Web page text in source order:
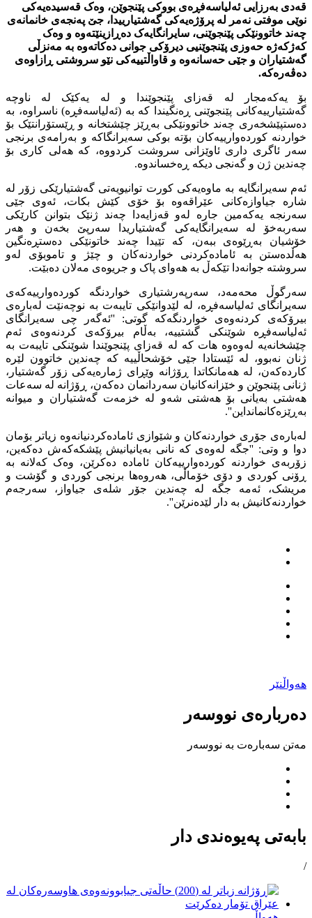
قەدی بەرزایی ئەلیاسەفڕەی بووکی پێنجوێن، وەک قەسیدەیەکی
نوێی موفتی نەمر لە پرۆژەیەکی گەشتیارییدا، جێ پەنجەی خانمانەی
چەند خاتوونێکی پێنجوێنی، سایرانگایەک دەڕازینێتەوە و وەک
کەژکەژە حەوزی پێنجوێنیی دیرۆکی جوانی دەکاتەوە بە مەنزڵی
گەشتیاران و جێی حەسانەوە و قاواڵتییەکی نێو سروشتی ڕازاوەی
دەڤەرەکە.
بۆ یەکەمجار لە قەزای پێنجوێندا و لە یەکێک لە ناوچە
گەشتیارییەکانی پێنجوێنی ڕەنگیندا کە بە (ئەلیاسەفڕە) ناسراوە، بە
دەستپێشخەری چەند خاتوونێکی بەڕێز چێشتخانە و ڕێستۆرانتێک بۆ
خواردنە کوردەوارییەکان بۆتە بوکی سەیرانگاکە و بەرامەی برنجی
سەر ئاگری داری ئاوێزانی سروشت کردووە، کە هەلی کاری بۆ
چەندین ژن و گەنجی دیکە ڕەخساندوە.
ئەم سەیرانگایە بە ماوەیەکی کورت توانیویەتی گەشتیارێکی زۆر لە
شارە جیاوازەکانی عێراقەوە بۆ خۆی کێش بکات، ئەوی جێی
سەرنجە یەکەمین جارە لەو قەزایەدا چەند ژنێک بتوانن کارێکی
سەربەخۆ لە سەیرانگایەکی گەشتیاریدا سەرپێ بخەن و هەر
خۆشیان بەڕێوەی ببەن، کە تێیدا چەند خاتونێکی دەستڕەنگین
هەڵدەستن بە ئامادەکردنی خواردنەکان و چێژ و تاموبۆی لەو
سروشتە جوانەدا تێکەڵ بە هەوای پاک و جریوەی مەلان دەبێت.
سەرگوڵ محەمەد، سەرپەرشتیاری خواردنگە کوردەوارییەکەی
سەیرانگای ئەلیاسەفڕە، لە لێدوانێکی تایبەت بە نوچەنێت لەبارەی
بیرۆکەی کردنەوەی خواردنگەکە گوتی: ''ئەگەر چی سەیرانگای
ئەلیاسەفڕە شوێنکی گشتییە، بەڵام بیرۆکەی کردنەوەی ئەم
چێشخانەیە لەوەوە هات کە لە قەزای پێنجوێندا شوێنکی تایبەت بە
ژنان نەبوو، لە ئێستادا جێی خۆشحاڵییە کە چەندین خاتوون لێرە
کاردەکەن، لە هەمانکاتدا ڕۆژانە وێڕای ژمارەیەکی زۆر گەشتیار،
ژنانی پێنجوێن و خێزانەکانیان سەردانمان دەکەن، ڕۆژانە لە سەعات
هەشتی بەیانی بۆ هەشتی شەو لە خزمەت گەشتیاران و میوانە
بەڕێزەکانمانداین''.
لەبارەی جۆری خواردنەکان و شێوازی ئامادەکردنیانەوە زیاتر بۆمان
دوا و وتی: ''جگە لەوەی کە نانی بەیانیانیش پێشکەکەش دەکەین،
زۆربەی خواردنە کوردەوارییەکان ئامادە دەکرێن، وەک کەلانە بە
ڕۆنی کوردی و دۆی خۆماڵی، هەروەها برنجی کوردی و گۆشت و
مریشک، ئەمە جگە لە چەندین جۆر شلەی جیاواز، سەرجەم
خواردنەکانیش بە دار لێدەنرێن''.
هەواڵنێر
دەربارەی نووسەر
مەتن سەبارەت بە نووسەر
بابەتی پەیوەندی دار
/